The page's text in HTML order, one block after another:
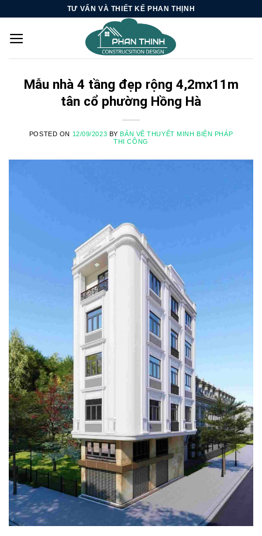
content
TƯ VẤN VÀ THIẾT KẾ PHAN THỊNH
Mẫu nhà 4 tầng đẹp rộng 4,2mx11m
tân cổ phường Hồng Hà
POSTED ON 12/09/2023 BYBẢN VẼ THUYẾT MINH BIỆN PHÁP
THI CÔNG